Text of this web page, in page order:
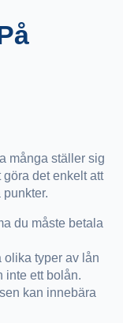
många ställer sig
det enkelt att
du måste betala
olika typer av lån
inte ett bolån.
kan innebära